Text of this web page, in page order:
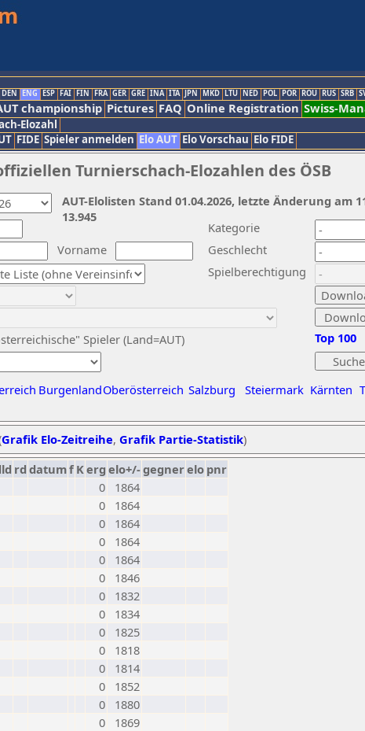
DEN ENG ESP FAI FIN FRA GER GRE INA ITA JPN MKD LTU NED POL POR ROU RUS SRB
championship Pictures FAQ Online Registration Swiss-
Elozahl
FIDE Spieler anmelden Elo AUT Elo Vorschau Elo FIDE
Turnierschach-Elozahlen des ÖSB
Vorname
Kategorie
Geschlecht
Spieler (Land=AUT)
Spielberechtigung
BurgenlandOberösterreich Salzburg Steiermark Kärnten
Top 100
AUT-Elolisten Stand 01.04.2026, letzte Änderung am
13.945
Grafik Elo-Zeitreihe, Grafik Partie-Statistik)
rd datumf Kerg elo+/-gegnerelo pnr
0
1864
0
1864
0
1864
0
1864
0
1864
0
1846
0
1832
0
1834
0
1825
0
1818
0
1814
0
1852
0
1880
0
1869